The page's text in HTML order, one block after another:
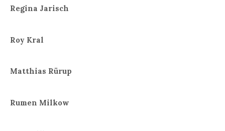
Regina Jarisch
Roy Kral
Matthias Rürup
Rumen Milkow